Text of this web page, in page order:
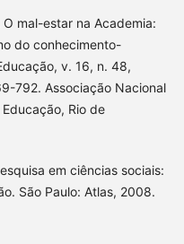
O mal-estar na Academia:
do conhecimento-
v. 16, n. 48,
792. Associação Nacional
Rio de
em ciências sociais:
São Paulo: Atlas, 2008.